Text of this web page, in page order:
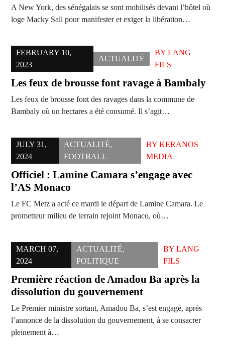
A New York, des sénégalais se sont mobilisés devant l’hôtel où
loge Macky Sall pour manifester et exiger la libération…
FEBRUARY 10,
2023
ACTUALITÉ
BYLANG
FILS
Les feux de brousse font ravage à Bambaly
Les feux de brousse font des ravages dans la commune de
Bambaly où un hectares a été consumé. Il s’agit…
JULY 31,
2024
ACTUALITÉ,
FOOTBALL
BYKERANOS
MEDIA
Officiel : Lamine Camara s’engage avec
l’AS Monaco
Le FC Metz a acté ce mardi le départ de Lamine Camara. Le
prometteur milieu de terrain rejoint Monaco, où…
MARCH 07,
2024
ACTUALITÉ,
POLITIQUE
BYLANG
FILS
Première réaction de Amadou Ba après la
dissolution du gouvernement
Le Premier ministre sortant, Amadou Ba, s’est engagé, après
l’annonce de la dissolution du gouvernement, à se consacrer
pleinement à…